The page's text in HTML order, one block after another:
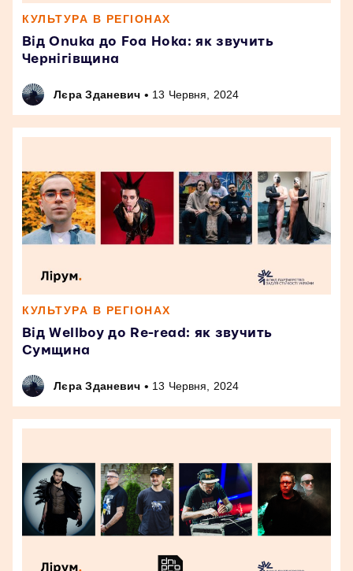
КУЛЬТУРА В РЕГІОНАХ
Від Onuka до Foa Hoka: як звучить
Чернігівщина
Лєра Зданевич • 13 Червня, 2024
КУЛЬТУРА В РЕГІОНАХ
Від Wellboy до Re-read: як звучить
Сумщина
Лєра Зданевич • 13 Червня, 2024